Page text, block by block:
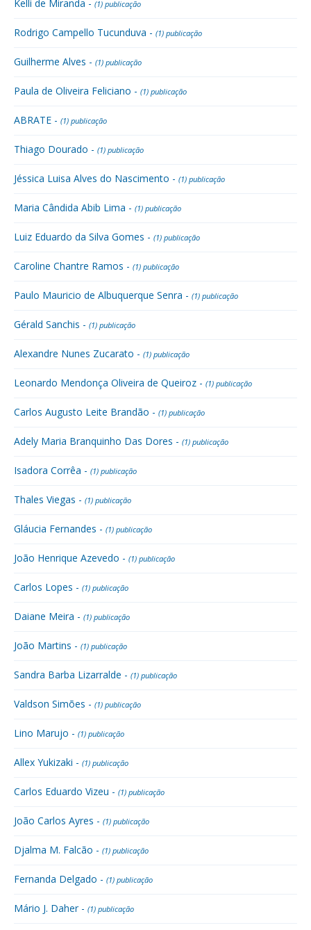
Kelli de Miranda - (1) publicação
Rodrigo Campello Tucunduva - (1) publicação
Guilherme Alves - (1) publicação
Paula de Oliveira Feliciano - (1) publicação
ABRATE - (1) publicação
Thiago Dourado - (1) publicação
Jéssica Luisa Alves do Nascimento - (1) publicação
Maria Cândida Abib Lima - (1) publicação
Luiz Eduardo da Silva Gomes - (1) publicação
Caroline Chantre Ramos - (1) publicação
Paulo Mauricio de Albuquerque Senra - (1) publicação
Gérald Sanchis - (1) publicação
Alexandre Nunes Zucarato - (1) publicação
Leonardo Mendonça Oliveira de Queiroz - (1) publicação
Carlos Augusto Leite Brandão - (1) publicação
Adely Maria Branquinho Das Dores - (1) publicação
Isadora Corrêa - (1) publicação
Thales Viegas - (1) publicação
Gláucia Fernandes - (1) publicação
João Henrique Azevedo - (1) publicação
Carlos Lopes - (1) publicação
Daiane Meira - (1) publicação
João Martins - (1) publicação
Sandra Barba Lizarralde - (1) publicação
Valdson Simões - (1) publicação
Lino Marujo - (1) publicação
Allex Yukizaki - (1) publicação
Carlos Eduardo Vizeu - (1) publicação
João Carlos Ayres - (1) publicação
Djalma M. Falcão - (1) publicação
Fernanda Delgado - (1) publicação
Mário J. Daher - (1) publicação